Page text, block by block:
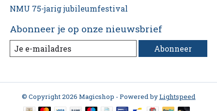
NMU 75-jarig jubileumfestival
Abonneer je op onze nieuwsbrief
Abonneer
© Copyright 2026 Magicshop - Powered byLightspeed